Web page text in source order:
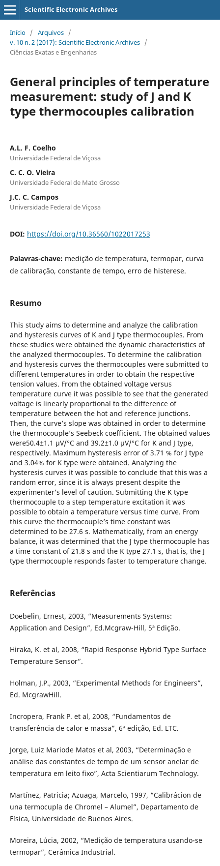
Scientific Electronic Archives
Início / Arquivos /
v. 10 n. 2 (2017): Scientific Electronic Archives /
Ciências Exatas e Engenharias
General principles of temperature
measurement: study of J and K
type thermocouples calibration
A.L. F. Coelho
Universidade Federal de Viçosa
C. C. O. Vieira
Universidade Federal de Mato Grosso
J.C. C. Campos
Universidade Federal de Viçosa
DOI: https://doi.org/10.36560/1022017253
Palavras-chave: medição de temperatura, termopar, curva
de calibração, constante de tempo, erro de histerese.
Resumo
This study aims to determine and analyze the calibration
and hysteresis curves of K and J type thermocouples. From
these studies were obtained the dynamic characteristics of
the analyzed thermocouples. To determine the calibration
and hysteresis curves the thermocouples were submitted to
different temperatures in order to obtain the respective
tension values. From the obtained voltage versus
temperature curve it was possible to see that the generated
voltage is linearly proportional to the difference of
temperature between the hot and reference junctions.
Then, the curve’s slope was obtained in order to determine
the thermocouple’s Seebeck coefficient. The obtained values
were50.4±1.1 µV/°C and 39.2±1.0 µV/°C for K and J type,
respectively. Maximum hysteresis error of 3.71 % for J type
and 3.04% for K type were obtained. Analyzing the
hysteresis curves it was possible to conclude that this was a
random error, since it is always present despite the
experimenter’s level of caution. Submitting the K type
thermocouple to a step temperature excitation it was
possible to obtain a temperature versus time curve. From
this curve the thermocouple’s time constant was
determined to be 27.6 s. Mathematically, from an energy
balance, it was determined that the J type thermocouple has
a time constant of 21.8 s and the K type 27.1 s, that is, the J
type thermocouple responds faster to temperature change.
Referências
Doebelin, Ernest, 2003, “Measurements Systems:
Application and Design”, Ed.Mcgraw-Hill, 5ª Edição.
Hiraka, K. et al, 2008, “Rapid Response Hybrid Type Surface
Temperature Sensor”.
Holman, J.P., 2003, “Experimental Methods for Engineers”,
Ed. McgrawHill.
Incropera, Frank P. et al, 2008, “Fundamentos de
transferência de calor e massa”, 6ª edição, Ed. LTC.
Jorge, Luiz Mariode Matos et al, 2003, “Determinação e
análise das constantes de tempo de um sensor anelar de
temperatura em leito fixo”, Acta Scientiarum Technology.
Martínez, Patricia; Azuaga, Marcelo, 1997, “Calibrácion de
una termocupla de Chromel – Alumel”, Departamento de
Física, Universidade de Buenos Aires.
Moreira, Lúcia, 2002, “Medição de temperatura usando-se
termopar”, Cerâmica Industrial.